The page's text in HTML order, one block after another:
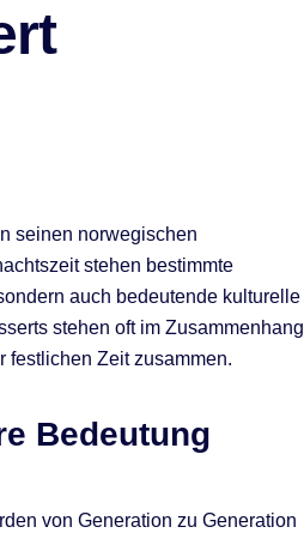
seinen norwegischen
stehen bestimmte
auch bedeutende kulturelle
stehen oft im Zusammenhang
festlichen Zeit zusammen.
Bedeutung
von Generation zu Generation